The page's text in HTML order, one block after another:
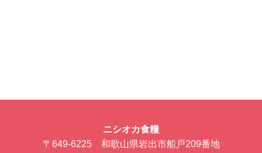
ニシオカ食糧
〒649-6225 和歌山県岩出市船戸209番地